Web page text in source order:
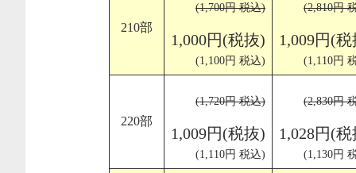
210部
(1,700円 税込)
1,000円(税抜)
(1,100円 税込)
(2,810円
1,009円(
(1,110円
220部
(1,720円 税込)
1,009円(税抜)
(1,110円 税込)
(2,830円
1,028円(
(1,130円